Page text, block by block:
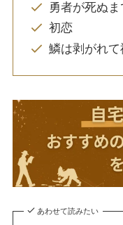
勇者が死ぬま
初恋
鱗は剥がれて
あわせて読みたい